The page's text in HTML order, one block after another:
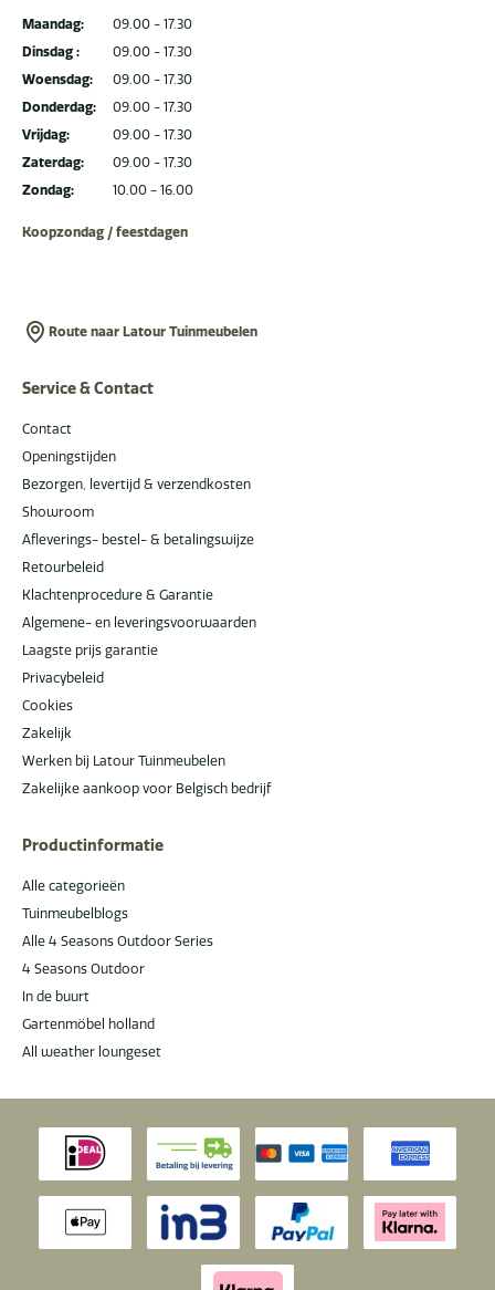
Maandag:
Dinsdag :
Woensdag:
Donderdag:
Vrijdag:
Zaterdag:
Zondag:
09.00 - 17.30
09.00 - 17.30
09.00 - 17.30
09.00 - 17.30
09.00 - 17.30
09.00 - 17.30
10.00 - 16.00
Koopzondag / feestdagen
Route naar Latour Tuinmeubelen
Service & Contact
Contact
Openingstijden
Bezorgen, levertijd & verzendkosten
Showroom
Afleverings- bestel- & betalingswijze
Retourbeleid
Klachtenprocedure & Garantie
Algemene- en leveringsvoorwaarden
Laagste prijs garantie
Privacybeleid
Cookies
Zakelijk
Werken bij Latour Tuinmeubelen
Zakelijke aankoop voor Belgisch bedrijf
Productinformatie
Alle categorieën
Tuinmeubelblogs
Alle 4 Seasons Outdoor Series
4 Seasons Outdoor
In de buurt
Gartenmöbel holland
All weather loungeset